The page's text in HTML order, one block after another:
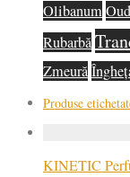
OlibanumOud
Rubarbă
Zmeură
Produse
KINETIC